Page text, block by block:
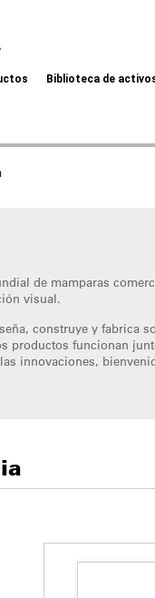
Biblioteca de
de mamparas
visual.
construye y fabrica
productos funcionan
innovaciones,